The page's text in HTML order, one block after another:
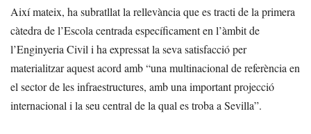
Així mateix, ha subratllat la rellevància que es tracti de la primera
càtedra de l’Escola centrada específicament en l’àmbit de
l’Enginyeria Civil i ha expressat la seva satisfacció per
materialitzar aquest acord amb “una multinacional de referència en
el sector de les infraestructures, amb una important projecció
internacional i la seu central de la qual es troba a Sevilla”.